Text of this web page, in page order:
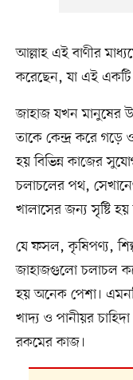
আল্লাহ এই বাণীর
করেছেন, যা এই একটি
জাহাজ যখন মানুষের
তাকে কেন্দ্র করে
হয় বিভিন্ন কাজের
চলাচলের পথ,
খালাসের জন্য সৃষ্টি হয়
যে ফসল, কৃষিপণ্য,
জাহাজগুলো চলাচল
হয় অনেক পেশা।
খাদ্য ও পানীয়র
রকমের কাজ।